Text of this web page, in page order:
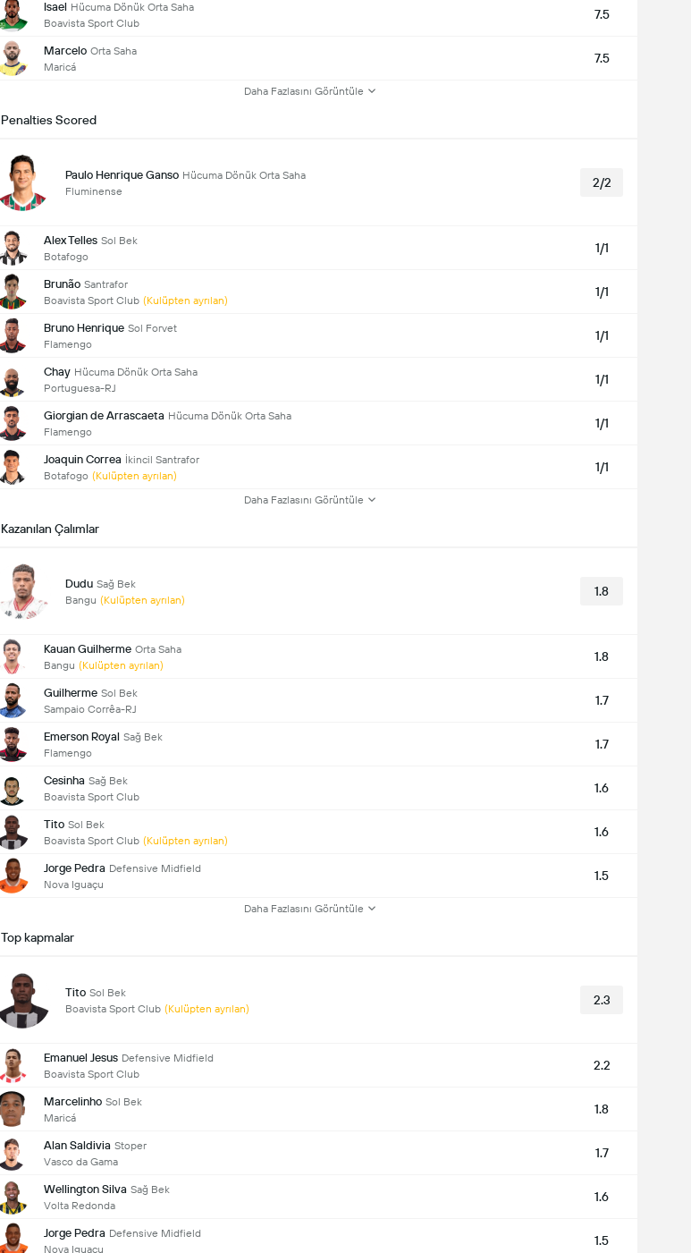
Isael Hücuma Dönük Orta Saha
Boavista Sport Club
7.5
Marcelo Orta Saha
Maricá
7.5
Daha Fazlasını Görüntüle
Penalties Scored
Paulo Henrique Ganso Hücuma Dönük Orta Saha
Fluminense
2/2
Alex Telles Sol Bek
Botafogo
1/1
Brunão Santrafor
Boavista Sport Club (Kulüpten ayrılan)
1/1
Bruno Henrique Sol Forvet
Flamengo
1/1
Chay Hücuma Dönük Orta Saha
Portuguesa-RJ
1/1
Giorgian de Arrascaeta Hücuma Dönük Orta Saha
Flamengo
1/1
Joaquin Correa İkincil Santrafor
Botafogo (Kulüpten ayrılan)
1/1
Daha Fazlasını Görüntüle
Kazanılan Çalımlar
Dudu Sağ Bek
Bangu (Kulüpten ayrılan)
1.8
Kauan Guilherme Orta Saha
Bangu (Kulüpten ayrılan)
1.8
Guilherme Sol Bek
Sampaio Corrêa-RJ
1.7
Emerson Royal Sağ Bek
Flamengo
1.7
Cesinha Sağ Bek
Boavista Sport Club
1.6
Tito Sol Bek
Boavista Sport Club (Kulüpten ayrılan)
1.6
Jorge Pedra Defensive Midfield
Nova Iguaçu
1.5
Daha Fazlasını Görüntüle
Top kapmalar
Tito Sol Bek
Boavista Sport Club (Kulüpten ayrılan)
2.3
Emanuel Jesus Defensive Midfield
Boavista Sport Club
2.2
Marcelinho Sol Bek
Maricá
1.8
Alan Saldivia Stoper
Vasco da Gama
1.7
Wellington Silva Sağ Bek
Volta Redonda
1.6
Jorge Pedra Defensive Midfield
Nova Iguaçu
1.5